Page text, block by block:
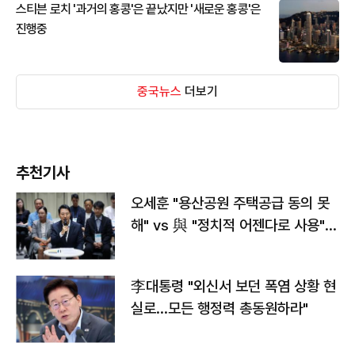
스티븐 로치 '과거의 홍콩'은 끝났지만 '새로운 홍콩'은
진행중
중국뉴스 더보기
추천기사
오세훈 "용산공원 주택공급 동의 못
해" vs 與 "정치적 어젠다로 사용"
李대통령 "외신서 보던 폭염 상황 현
실로…모든 행정력 총동원하라"